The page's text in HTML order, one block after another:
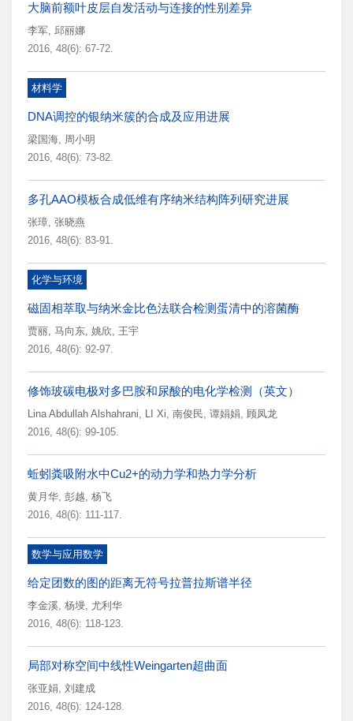
大脑前额叶皮层自发活动与连接的性别差异
李军, 邱丽娜
2016, 48(6): 67-72.
材料学
DNA调控的银纳米簇的合成及应用进展
梁国海, 周小明
2016, 48(6): 73-82.
多孔AAO模板合成低维有序纳米结构阵列研究进展
张璋, 张晓燕
2016, 48(6): 83-91.
化学与环境
磁固相萃取与纳米金比色法联合检测蛋清中的溶菌酶
贾丽, 马向东, 姚欣, 王宇
2016, 48(6): 92-97.
修饰玻碳电极对多巴胺和尿酸的电化学检测（英文）
Lina Abdullah Alshahrani, LI Xi, 南俊民, 谭娟娟, 顾凤龙
2016, 48(6): 99-105.
蚯蚓粪吸附水中Cu2+的动力学和热力学分析
黄月华, 彭越, 杨飞
2016, 48(6): 111-117.
数学与应用数学
给定团数的图的距离无符号拉普拉斯谱半径
李金溪, 杨墁, 尤利华
2016, 48(6): 118-123.
局部对称空间中线性Weingarten超曲面
张亚娟, 刘建成
2016, 48(6): 124-128.